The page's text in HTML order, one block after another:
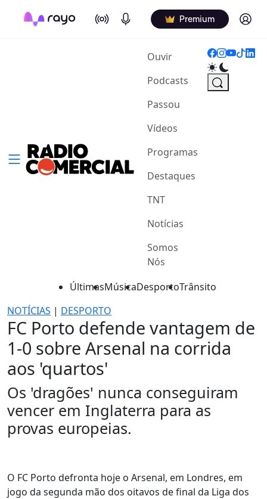
On Air Podcasts Premium Log in
Ouvir(current)
Podcasts
Passou
Vídeos
Programas
Destaques
TNT
Notícias
Somos
Nós
ÚltimasMúsicaDesportoTrânsito
NOTÍCIAS | DESPORTO
FC Porto defende vantagem de
1-0 sobre Arsenal na corrida
aos 'quartos'
Os 'dragões' nunca conseguiram
vencer em Inglaterra para as
provas europeias.
O FC Porto defronta hoje o Arsenal, em Londres, em
jogo da segunda mão dos oitavos de final da Liga dos